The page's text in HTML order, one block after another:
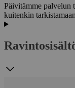
Päivitämme palvelun
kuitenkin